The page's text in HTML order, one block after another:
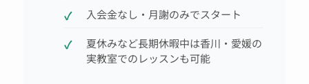
入会金なし・月謝のみでスタート
夏休みなど長期休暇中は香川・愛媛の
実教室でのレッスンも可能